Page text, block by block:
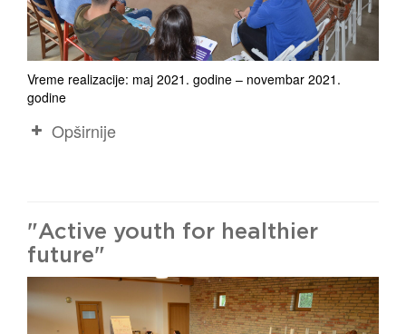
Vreme realizacije: maj 2021. godine – novembar 2021.
godine
Opširnije
"Active youth for healthier
future"